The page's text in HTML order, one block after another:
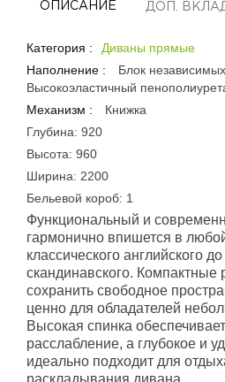
ОПИСАНИЕ ДОП.
Категория :
Диваны прямые
Наполнение :
Блок
Высокоэластичный
Механизм :
Книжка
Глубина: 920
Высота: 960
Ширина: 2200
Бельевой короб: 1
Функциональный и
гармонично впишется в
классического английского
скандинавского. Компактные
сохранить свободное
ценно для обладателей
Высокая спинка
расслабление, а глубокое и
идеально подходит для
раскладывания дивана.